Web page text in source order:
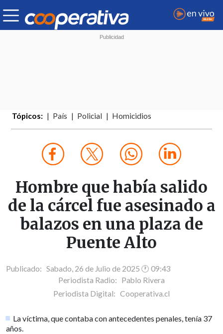
Tópicos: País Policial Homicidios
Hombre que había salido
de la cárcel fue asesinado a
balazos en una plaza de
Puente Alto
Publicado: Sabado, 26 de Julio de 2025 🕐 09:43
Periodista Radio: Pablo Rivera
Periodista Digital: Cooperativa.cl
La víctima, que contaba con antecedentes penales, tenía 37
años.